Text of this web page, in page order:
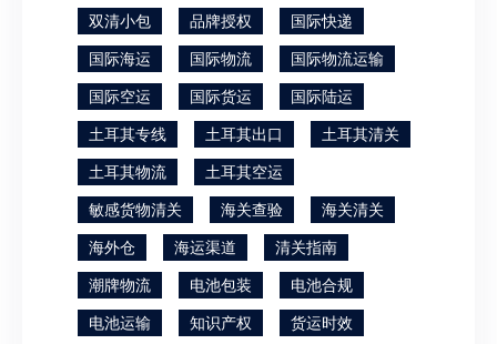
双清小包 品牌授权
国际快递
国际海运
国际物流
国际物流运输
国际空运
国际货运
国际陆运
土耳其专线
土耳其出口
土耳其清关
土耳其物流
土耳其空运
敏感货物清关
海关查验
海关清关
海外仓
海运渠道
清关指南
潮牌物流
电池包装
电池合规
电池运输
知识产权
货运时效